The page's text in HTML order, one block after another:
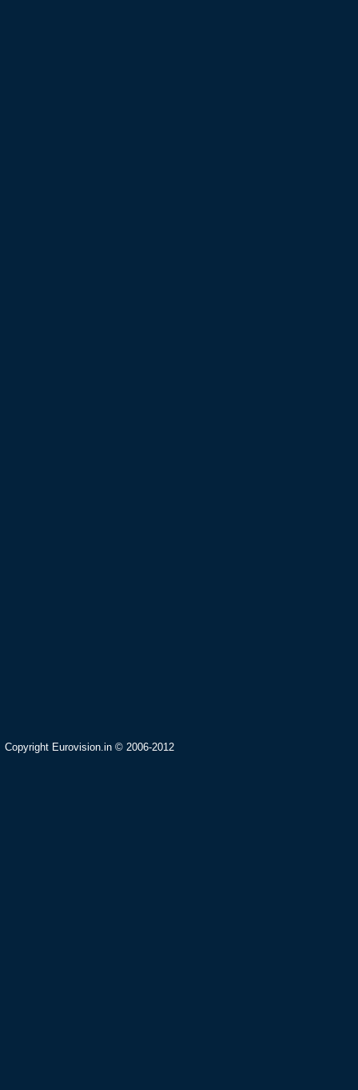
Copyright Eurovision.in © 2006-2012